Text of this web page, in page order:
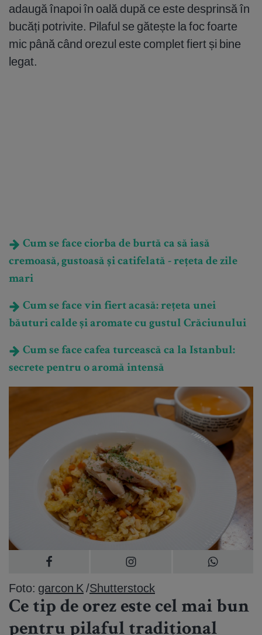
adaugă înapoi în oală după ce este desprinsă în
bucăți potrivite. Pilaful se gătește la foc foarte
mic până când orezul este complet fiert și bine
legat.
Cum se face ciorba de burtă ca să iasă
cremoasă, gustoasă și catifelată - rețeta de zile
mari
Cum se face vin fiert acasă: rețeta unei
băuturi calde și aromate cu gustul Crăciunului
Cum se face cafea turcească ca la Istanbul:
secrete pentru o aromă intensă
Foto: garcon K /Shutterstock
Ce tip de orez este cel mai bun
pentru pilaful tradițional